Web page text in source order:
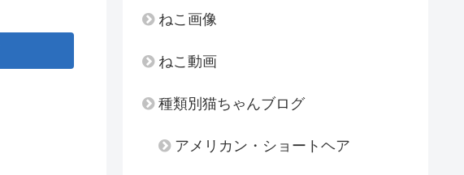
ねこ画像
ねこ動画
種類別猫ちゃんブログ
アメリカン・ショートヘア